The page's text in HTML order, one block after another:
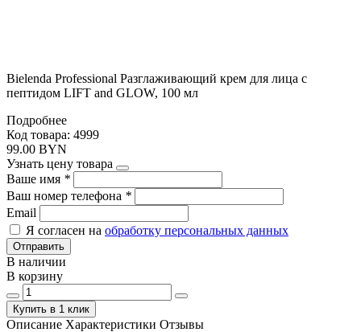
Bielenda Professional Разглаживающий крем для лица с
пептидом LIFT and GLOW, 100 мл
Подробнее
Код товара: 4999
99.00 BYN
Узнать цену товара
Ваше имя *
Ваш номер телефона *
Email
Я согласен на обработку персональных данных
Отправить
В наличии
В корзину
Купить в 1 клик
Описание Характеристики Отзывы